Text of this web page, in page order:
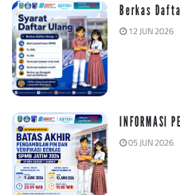
Berkas
12 JUN 2026
INFORMASI
05 JUN 2026